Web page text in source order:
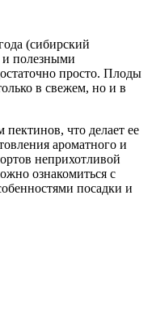
(сибирский
и полезными
просто. Плоды
в свежем, но и в
что делает ее
ароматного и
неприхотливой
ознакомиться с
посадки и